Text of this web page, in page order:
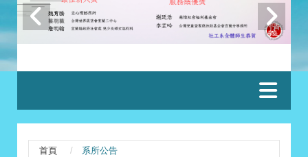
首頁 系所公告